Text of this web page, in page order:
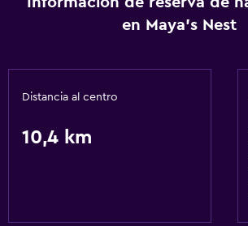
en Maya's Nest
Distancia al centro
10,4 km